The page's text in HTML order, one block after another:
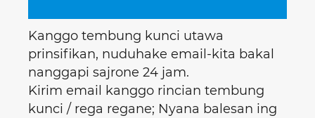
Kanggo tembung kunci utawa
prinsifikan, nuduhake email-kita bakal
nanggapi sajrone 24 jam.
Kirim email kanggo rincian tembung
kunci / rega regane; Nyana balesan ing